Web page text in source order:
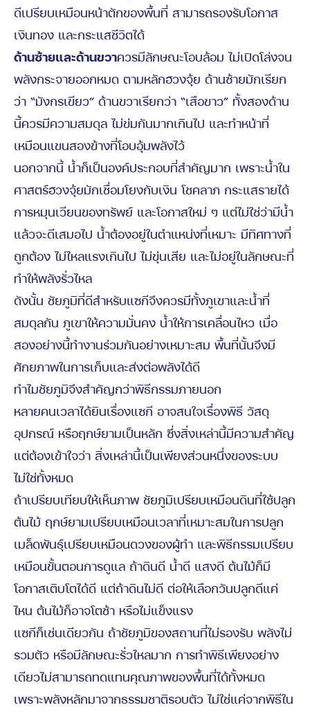
ดีเปรียบเหมือนหน้าตักของพื้นที่ สามารถรองรับโอกาส
เงินทอง และกระแสชีวิตได้
ด้านซ้ายและด้านขวาควรมีลักษณะโอบล้อม ไม่เปิดโล่งจน
พลังกระจายออกหมด ตามหลักฮวงจุ้ย ด้านซ้ายมักเรียก
ว่า “มังกรเขียว” ด้านขวาเรียกว่า “เสือขาว” ทั้งสองด้าน
นี้ควรมีความสมดุล ไม่ข่มกันมากเกินไป และทำหน้าที่
เหมือนแขนสองข้างที่โอบอุ้มพลังไว้
นอกจากนี้ น้ำก็เป็นองค์ประกอบที่สำคัญมาก เพราะน้ำใน
ศาสตร์ฮวงจุ้ยมักเชื่อมโยงกับเงิน โชคลาภ กระแสรายได้
การหมุนเวียนของทรัพย์ และโอกาสใหม่ ๆ แต่ไม่ใช่ว่ามีน้ำ
แล้วจะดีเสมอไป น้ำต้องอยู่ในตำแหน่งที่เหมาะ มีทิศทางที่
ถูกต้อง ไม่ไหลแรงเกินไป ไม่ขุ่นเสีย และไม่อยู่ในลักษณะที่
ทำให้พลังรั่วไหล
ดังนั้น ชัยภูมิที่ดีสำหรับแซกีจึงควรมีทั้งภูเขาและน้ำที่
สมดุลกัน ภูเขาให้ความมั่นคง น้ำให้การเคลื่อนไหว เมื่อ
สองอย่างนี้ทำงานร่วมกันอย่างเหมาะสม พื้นที่นั้นจึงมี
ศักยภาพในการเก็บและส่งต่อพลังได้ดี
ทำไมชัยภูมิจึงสำคัญกว่าพิธีกรรมภายนอก
หลายคนเวลาได้ยินเรื่องแซกี อาจสนใจเรื่องพิธี วัสดุ
อุปกรณ์ หรือฤกษ์ยามเป็นหลัก ซึ่งสิ่งเหล่านี้มีความสำคัญ
แต่ต้องเข้าใจว่า สิ่งเหล่านี้เป็นเพียงส่วนหนึ่งของระบบ
ไม่ใช่ทั้งหมด
ถ้าเปรียบเทียบให้เห็นภาพ ชัยภูมิเปรียบเหมือนดินที่ใช้ปลูก
ต้นไม้ ฤกษ์ยามเปรียบเหมือนเวลาที่เหมาะสมในการปลูก
เมล็ดพันธุ์เปรียบเหมือนดวงของผู้ทำ และพิธีกรรมเปรียบ
เหมือนขั้นตอนการดูแล ถ้าดินดี น้ำดี แสงดี ต้นไม้ก็มี
โอกาสเติบโตได้ดี แต่ถ้าดินไม่ดี ต่อให้เลือกวันปลูกดีแค่
ไหน ต้นไม้ก็อาจโตช้า หรือไม่แข็งแรง
แซกีก็เช่นเดียวกัน ถ้าชัยภูมิของสถานที่ไม่รองรับ พลังไม่
รวมตัว หรือมีลักษณะรั่วไหลมาก การทำพิธีเพียงอย่าง
เดียวไม่สามารถทดแทนคุณภาพของพื้นที่ได้ทั้งหมด
เพราะพลังหลักมาจากธรรมชาติรอบตัว ไม่ใช่แค่จากพิธีใน